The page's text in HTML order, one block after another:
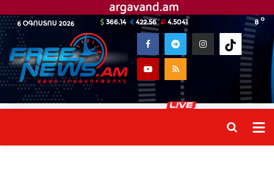
6 ՕԳՈՍՏՈՍ 2026 8 o
366.14 422.56 4.5041